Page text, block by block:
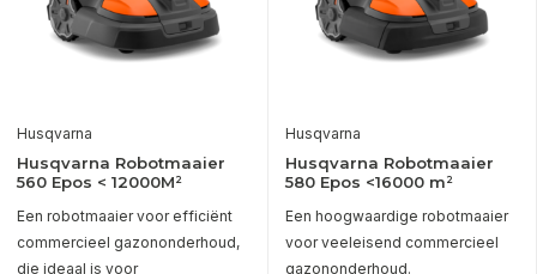
Husqvarna
Husqvarna Robotmaaier
560 Epos < 12000M²
Een robotmaaier voor efficiënt
commercieel gazononderhoud,
die ideaal is voor
Husqvarna
Husqvarna Robotmaaier
580 Epos <16000 m²
Een hoogwaardige robotmaaier
voor veeleisend commercieel
gazononderhoud.